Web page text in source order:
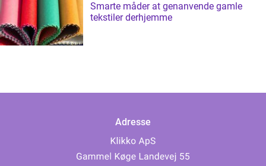
Smarte måder at genanvende gamle
tekstiler derhjemme
Adresse